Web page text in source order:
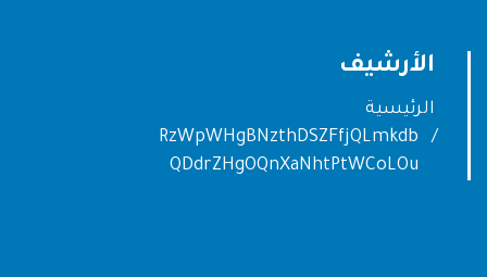
الأرشيف
الرئيسية
RzWpWHgBNzthDSZFfjQLmkdb
QDdrZHgOQnXaNhtPtWCoLOu